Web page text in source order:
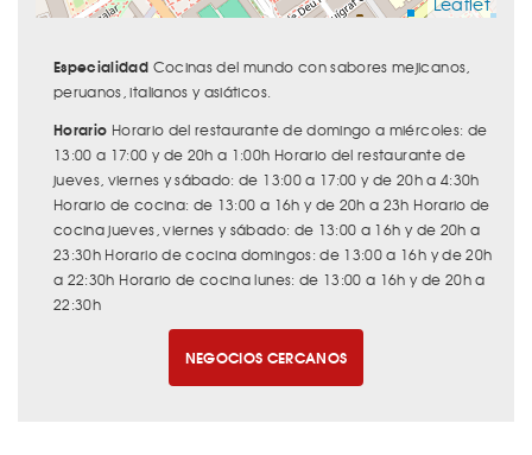
Especialidad Cocinas del mundo con sabores mejicanos,
peruanos, italianos y asiáticos.
Horario Horario del restaurante de domingo a miércoles: de
13:00 a 17:00 y de 20h a 1:00h Horario del restaurante de
jueves, viernes y sábado: de 13:00 a 17:00 y de 20h a 4:30h
Horario de cocina: de 13:00 a 16h y de 20h a 23h Horario de
cocina jueves, viernes y sábado: de 13:00 a 16h y de 20h a
23:30h Horario de cocina domingos: de 13:00 a 16h y de 20h
a 22:30h Horario de cocina lunes: de 13:00 a 16h y de 20h a
22:30h
NEGOCIOS CERCANOS